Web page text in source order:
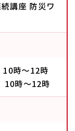
講座 防災ワ
10時～12時
10時～12時